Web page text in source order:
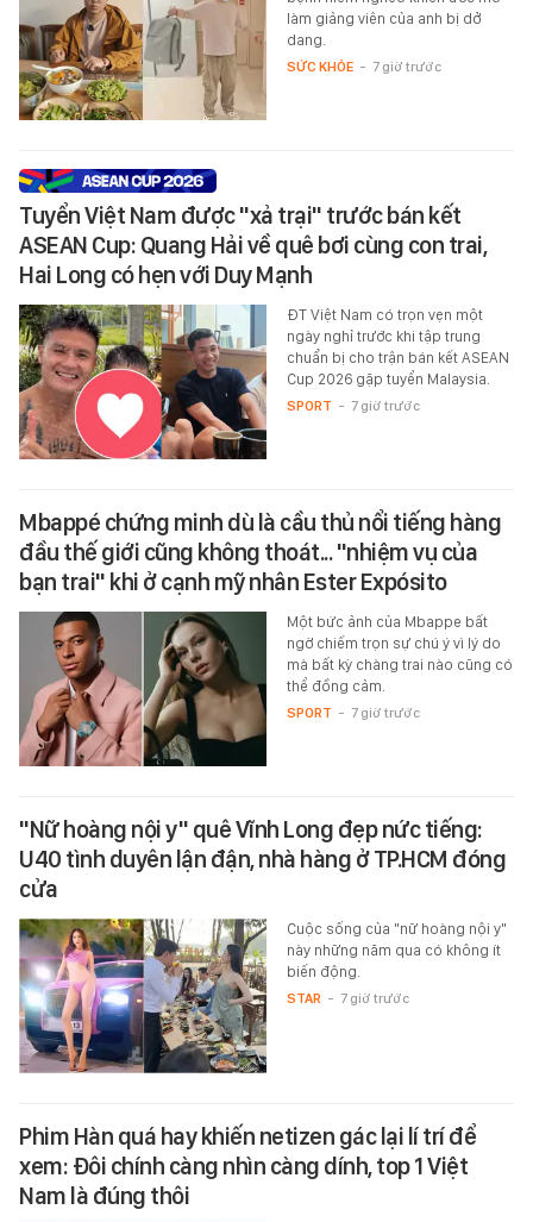
làm giảng viên của anh bị dở
dang.
SỨC KHỎE - 7 giờ trước
Tuyển Việt Nam được "xả trại" trước bán kết
ASEAN Cup: Quang Hải về quê bơi cùng con trai,
Hai Long có hẹn với Duy Mạnh
ĐT Việt Nam có trọn vẹn một
ngày nghỉ trước khi tập trung
chuẩn bị cho trận bán kết ASEAN
Cup 2026 gặp tuyển Malaysia.
SPORT - 7 giờ trước
Mbappé chứng minh dù là cầu thủ nổi tiếng hàng
đầu thế giới cũng không thoát... "nhiệm vụ của
bạn trai" khi ở cạnh mỹ nhân Ester Expósito
Một bức ảnh của Mbappe bất
ngờ chiếm trọn sự chú ý vì lý do
mà bất kỳ chàng trai nào cũng có
thể đồng cảm.
SPORT - 7 giờ trước
"Nữ hoàng nội y" quê Vĩnh Long đẹp nức tiếng:
U40 tình duyên lận đận, nhà hàng ở TP.HCM đóng
cửa
Cuộc sống của "nữ hoàng nội y"
này những năm qua có không ít
biến động.
STAR - 7 giờ trước
Phim Hàn quá hay khiến netizen gác lại lí trí để
xem: Đôi chính càng nhìn càng dính, top 1 Việt
Nam là đúng thôi